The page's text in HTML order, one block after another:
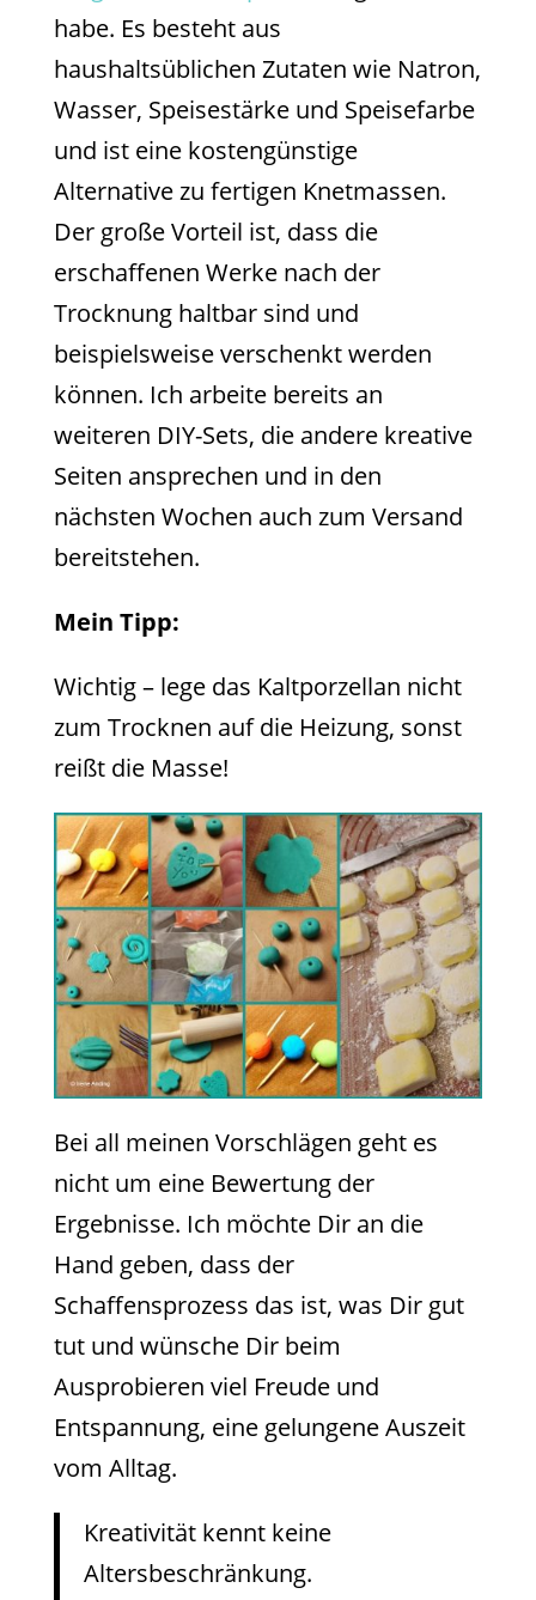
habe. Es besteht aus
haushaltsüblichen Zutaten wie Natron,
Wasser, Speisestärke und Speisefarbe
und ist eine kostengünstige
Alternative zu fertigen Knetmassen.
Der große Vorteil ist, dass die
erschaffenen Werke nach der
Trocknung haltbar sind und
beispielsweise verschenkt werden
können. Ich arbeite bereits an
weiteren DIY-Sets, die andere kreative
Seiten ansprechen und in den
nächsten Wochen auch zum Versand
bereitstehen.
Mein Tipp:
Wichtig – lege das Kaltporzellan nicht
zum Trocknen auf die Heizung, sonst
reißt die Masse!
Bei all meinen Vorschlägen geht es
nicht um eine Bewertung der
Ergebnisse. Ich möchte Dir an die
Hand geben, dass der
Schaffensprozess das ist, was Dir gut
tut und wünsche Dir beim
Ausprobieren viel Freude und
Entspannung, eine gelungene Auszeit
vom Alltag.
Kreativität kennt keine
Altersbeschränkung.